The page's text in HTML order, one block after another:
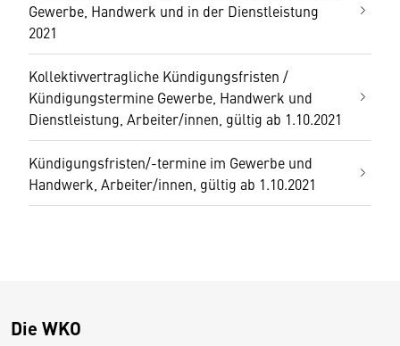
Gewerbe, Handwerk und in der Dienstleistung
2021
Kollektivvertragliche Kündigungsfristen /
Kündigungstermine Gewerbe, Handwerk und
Dienstleistung, Arbeiter/innen, gültig ab 1.10.2021
Kündigungsfristen/-termine im Gewerbe und
Handwerk, Arbeiter/innen, gültig ab 1.10.2021
Die WKO